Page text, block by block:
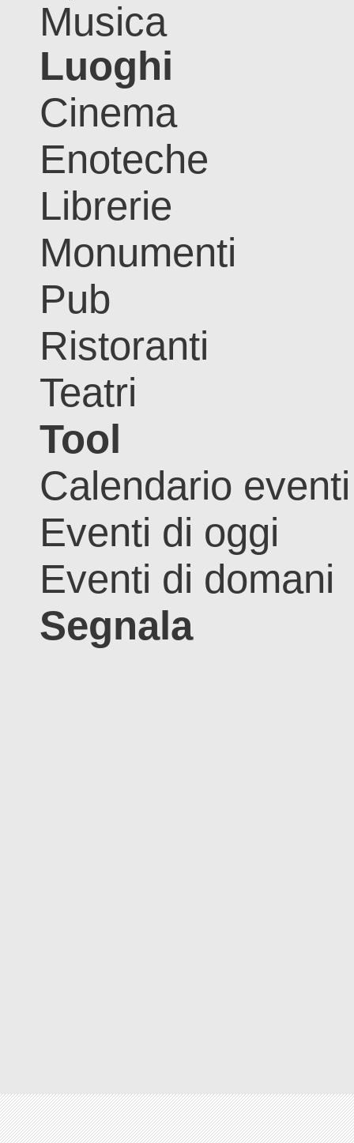
Musica
Luoghi
Cinema
Enoteche
Librerie
Monumenti
Pub
Ristoranti
Teatri
Tool
Calendario eventi
Eventi di oggi
Eventi di domani
Segnala